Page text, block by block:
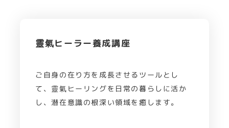
靈氣ヒーラー養成講座
ご自身の在り方を成長させるツールとし
て、靈氣ヒーリングを日常の暮らしに活か
し、潜在意識の根深い領域を癒します。